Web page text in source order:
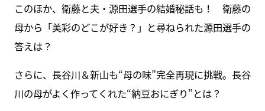
このほか、衛藤と夫・源田選手の結婚秘話も！ 衛藤の
母から「美彩のどこが好き？」と尋ねられた源田選手の
答えは？
さらに、長谷川＆新山も“母の味”完全再現に挑戦。長谷
川の母がよく作ってくれた“納豆おにぎり”とは？